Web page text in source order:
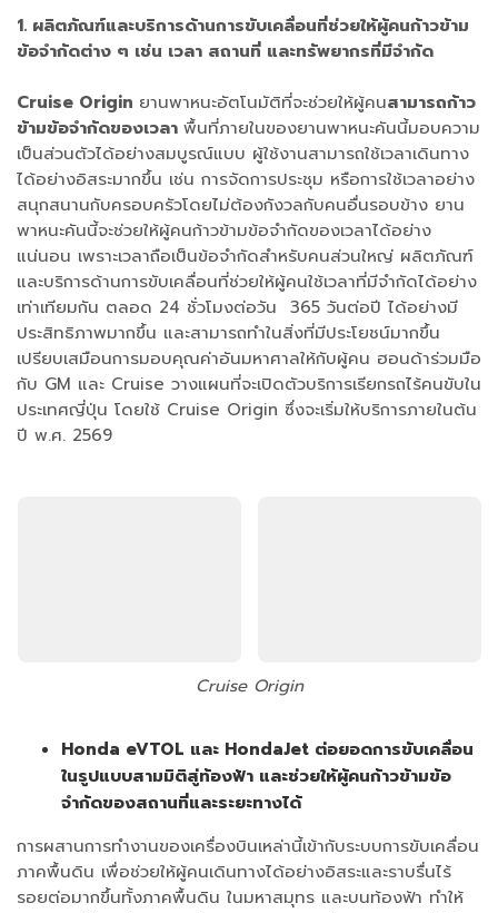
1. ผลิตภัณฑ์และบริการด้านการขับเคลื่อนที่ช่วยให้ผู้คนก้าวข้าม
ข้อจำกัดต่าง ๆ เช่น เวลา สถานที่ และทรัพยากรที่มีจำกัด
Cruise Origin ยานพาหนะอัตโนมัติที่จะช่วยให้ผู้คนสามารถก้าว
ข้ามข้อจำกัดของเวลา พื้นที่ภายในของยานพาหนะคันนี้มอบความ
เป็นส่วนตัวได้อย่างสมบูรณ์แบบ ผู้ใช้งานสามารถใช้เวลาเดินทาง
ได้อย่างอิสระมากขึ้น เช่น การจัดการประชุม หรือการใช้เวลาอย่าง
สนุกสนานกับครอบครัวโดยไม่ต้องกังวลกับคนอื่นรอบข้าง ยาน
พาหนะคันนี้จะช่วยให้ผู้คนก้าวข้ามข้อจำกัดของเวลาได้อย่าง
แน่นอน เพราะเวลาถือเป็นข้อจำกัดสำหรับคนส่วนใหญ่ ผลิตภัณฑ์
และบริการด้านการขับเคลื่อนที่ช่วยให้ผู้คนใช้เวลาที่มีจำกัดได้อย่าง
เท่าเทียมกัน ตลอด 24 ชั่วโมงต่อวัน 365 วันต่อปี ได้อย่างมี
ประสิทธิภาพมากขึ้น และสามารถทำในสิ่งที่มีประโยชน์มากขึ้น
เปรียบเสมือนการมอบคุณค่าอันมหาศาลให้กับผู้คน ฮอนด้าร่วมมือ
กับ GM และ Cruise วางแผนที่จะเปิดตัวบริการเรียกรถไร้คนขับใน
ประเทศญี่ปุ่น โดยใช้ Cruise Origin ซึ่งจะเริ่มให้บริการภายในต้น
ปี พ.ศ. 2569
Cruise Origin
Honda eVTOL และ HondaJet ต่อยอดการขับเคลื่อน
ในรูปแบบสามมิติสู่ท้องฟ้า และช่วยให้ผู้คนก้าวข้ามข้อ
จำกัดของสถานที่และระยะทางได้
การผสานการทำงานของเครื่องบินเหล่านี้เข้ากับระบบการขับเคลื่อน
ภาคพื้นดิน เพื่อช่วยให้ผู้คนเดินทางได้อย่างอิสระและราบรื่นไร้
รอยต่อมากขึ้นทั้งภาคพื้นดิน ในมหาสมุทร และบนท้องฟ้า ทำให้